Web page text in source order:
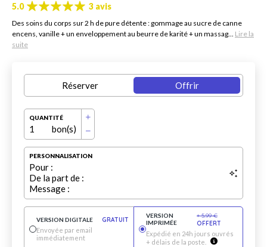
5.0
3 avis
Des soins du corps sur 2 h de pure détente : gommage au sucre de canne
encens, vanille + un enveloppement au beurre de karité + un massag... Lire la
suite
Réserver Offrir
QUANTITÉ
1 bon(s)
PERSONNALISATION
Pour :
De la part de :
Message :
VERSION DIGITALE
GRATUIT
Envoyée par email
immédiatement
VERSION
IMPRIMÉE
+5.99 €
OFFERT
Expédié en 24h jours ouvrés
+ délais de la poste.